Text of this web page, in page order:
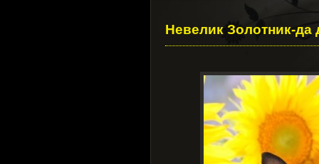
Невелик Золотник-да